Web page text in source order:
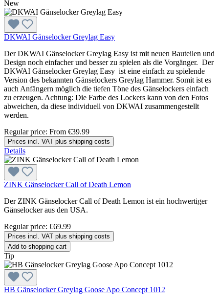
New
DKWAI Gänselocker Greylag Easy
Der DKWAI Gänselocker Greylag Easy ist mit neuen Bauteilen und
Design noch einfacher und besser zu spielen als die Vorgänger. Der
DKWAI Gänselocker Greylag Easy ist eine einfach zu spielende
Version des bekannten Gänselockers Greylag Hammer. Somit ist es
auch Anfängern möglich die tiefen Töne des Gänselockers einfach
zu erzeugen. Achtung: Die Farbe des Lockers kann von den Fotos
abweichen, da diese individuell von DKWAI zusammengestellt
werden.
Regular price: From €39.99
Prices incl. VAT plus shipping costs
Details
ZINK Gänselocker Call of Death Lemon
Der ZINK Gänselocker Call of Death Lemon ist ein hochwertiger
Gänselocker aus den USA.
Regular price: €69.99
Prices incl. VAT plus shipping costs
Add to shopping cart
Tip
HB Gänselocker Greylag Goose Apo Concept 1012